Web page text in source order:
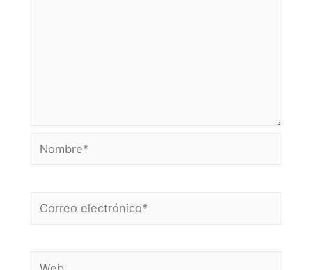
Nombre*
Correo
Web